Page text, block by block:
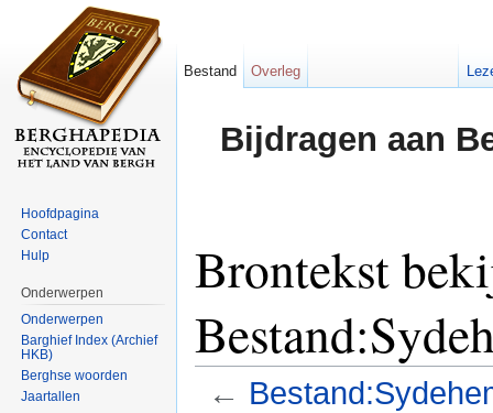
Bijdragen aan
Brontekst
←
Bestand Overleg
Hoofdpagina
Contact
Hulp
Onderwerpen
Onderwerpen
Barghief Index (Archief
HKB)
Berghse woorden
Jaartallen